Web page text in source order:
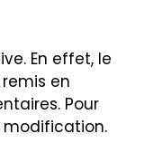
En effet, le
en
Pour
modification.